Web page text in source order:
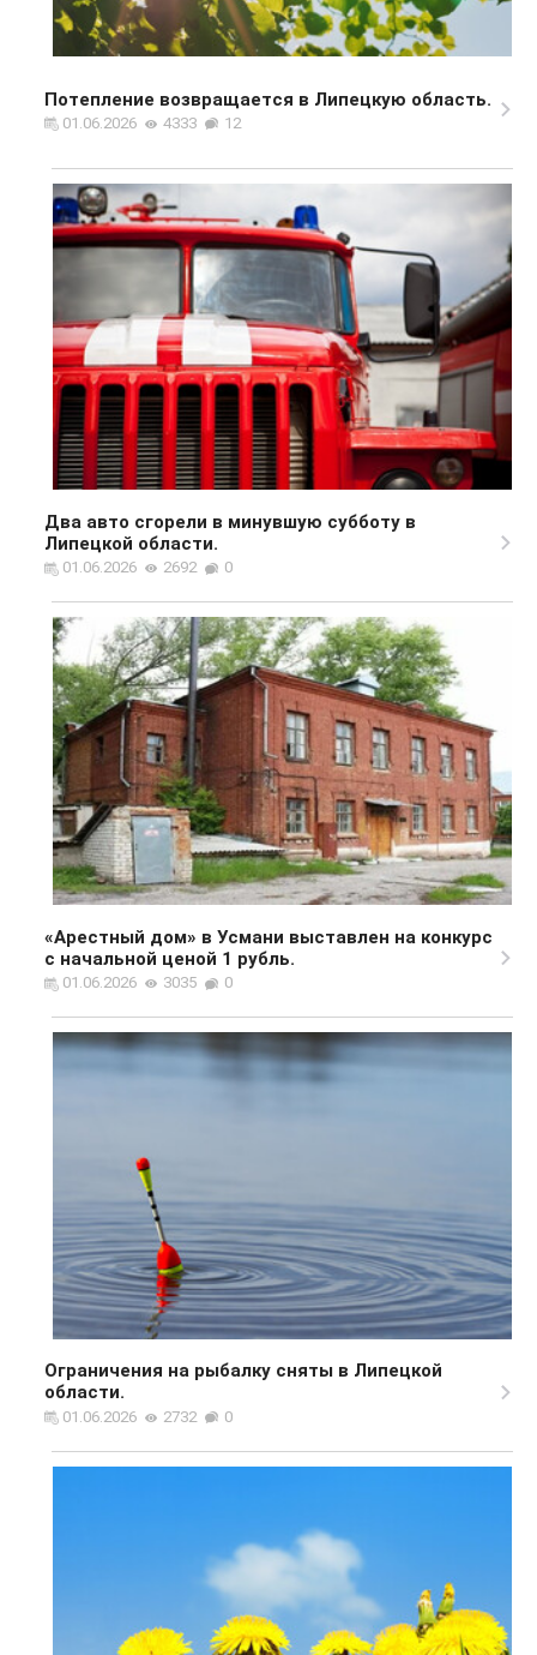
Потепление возвращается в Липецкую область.
01.06.2026 4333 12
Два авто сгорели в минувшую субботу в
Липецкой области.
01.06.2026 2692 0
«Арестный дом» в Усмани выставлен на конкурс
с начальной ценой 1 рубль.
01.06.2026 3035 0
Ограничения на рыбалку сняты в Липецкой
области.
01.06.2026 2732 0